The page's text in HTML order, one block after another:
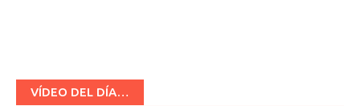
VÍDEO DEL DÍA…